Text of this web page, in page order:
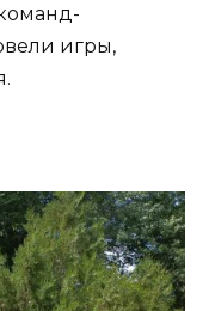
игры,